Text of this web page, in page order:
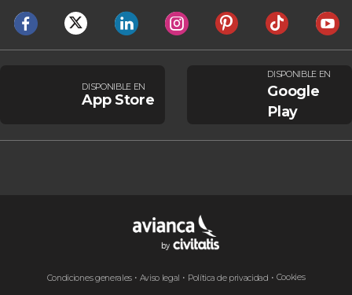
DISPONIBLE EN
App Store
DISPONIBLE EN
Google
Play
Condiciones generales Aviso legal Política de privacidad Cookies